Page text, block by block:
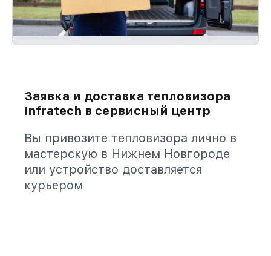
Заявка и доставка тепловизора
Infratech в сервисный центр
Вы привозите тепловизора лично в
мастерскую в Нижнем Новгороде
или устройство доставляется
курьером